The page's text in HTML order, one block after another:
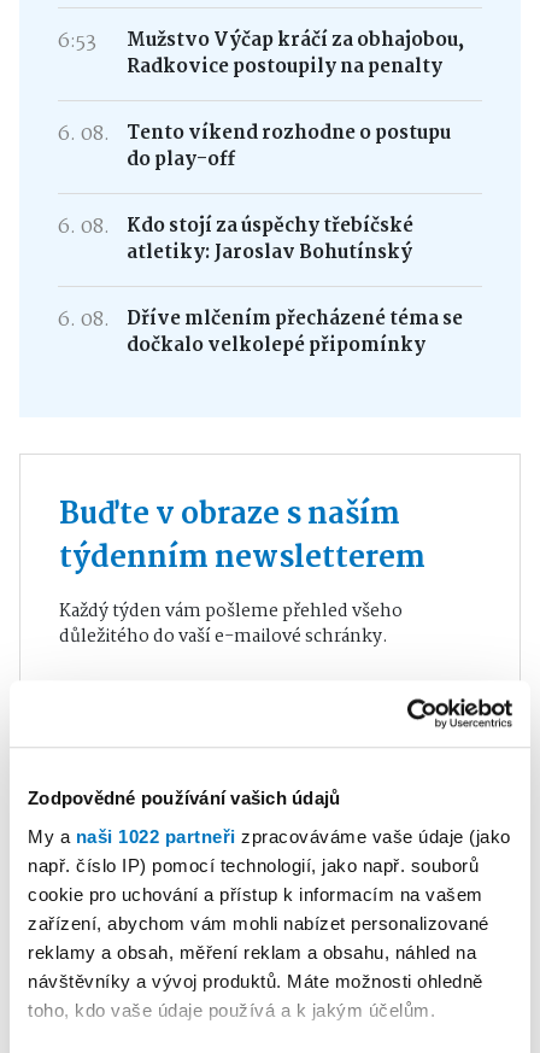
Zodpovědné používání vašich údajů
My a naši 1022 partneři zpracováváme vaše údaje (jako
např. číslo IP) pomocí technologií, jako např. souborů
cookie pro uchování a přístup k informacím na vašem
zařízení, abychom vám mohli nabízet personalizované
reklamy a obsah, měření reklam a obsahu, náhled na
návštěvníky a vývoj produktů. Máte možnosti ohledně
toho, kdo vaše údaje používá a k jakým účelům.
6:53
Mužstvo Výčap kráčí za obhajobou,
Radkovice postoupily na penalty
6. 08.
Tento víkend rozhodne o postupu
do play-off
6. 08.
Kdo stojí za úspěchy třebíčské
atletiky: Jaroslav Bohutínský
6. 08.
Dříve mlčením přecházené téma se
dočkalo velkolepé připomínky
Buďte v obraze s naším
týdenním newsletterem
Každý týden vám pošleme přehled všeho
důležitého do vaší e-mailové schránky.
Zásadami zpracování osobních
pro zasílání novinek a obchodních
sdělení
Odeslat
NEJČTENĚJŠÍ V KATEGORII